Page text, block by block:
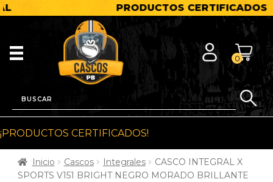
PRODUCTOS CERTIFICADOS
0
¡PRODUCTOS CERTIFICADOS!
Inicio Cascos Integrales
CASCO INTEGRAL X
SPORTS V151 BRIGHT NEGRO MORADO BRILLANTE